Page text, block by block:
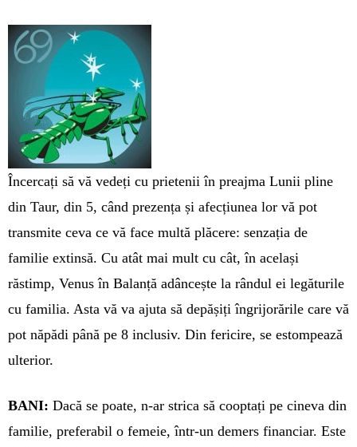
Încercați să vă vedeți cu prie­te­nii în preajma Lunii pline
din Ta­ur, din 5, când prezența și afec­țiunea lor vă pot
transmite ceva ce vă face multă plă­cere: senzația de
familie ex­tinsă. Cu atât mai mult cu cât, în același
răstimp, Ve­nus în Balanță adâncește la rândul ei legăturile
cu fa­milia. Asta vă va ajuta să de­pășiți în­grijorările care vă
pot nă­pădi până pe 8 inclusiv. Din fericire, se estom­pează
ulterior.
BANI: Dacă se poate, n-ar strica să co­optați pe cineva din
familie, pre­ferabil o femeie, într-un demers fi­nan­ciar. Este